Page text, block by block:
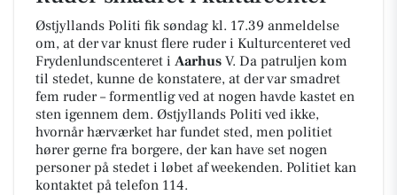
Østjyllands Politi fik søndag kl. 17.39 anmeldelse
om, at der var knust flere ruder i Kulturcenteret ved
Frydenlundscenteret i Aarhus V. Da patruljen kom
til stedet, kunne de konstatere, at der var smadret
fem ruder – formentlig ved at nogen havde kastet en
sten igennem dem. Østjyllands Politi ved ikke,
hvornår hærværket har fundet sted, men politiet
hører gerne fra borgere, der kan have set nogen
personer på stedet i løbet af weekenden. Politiet kan
kontaktet på telefon 114.